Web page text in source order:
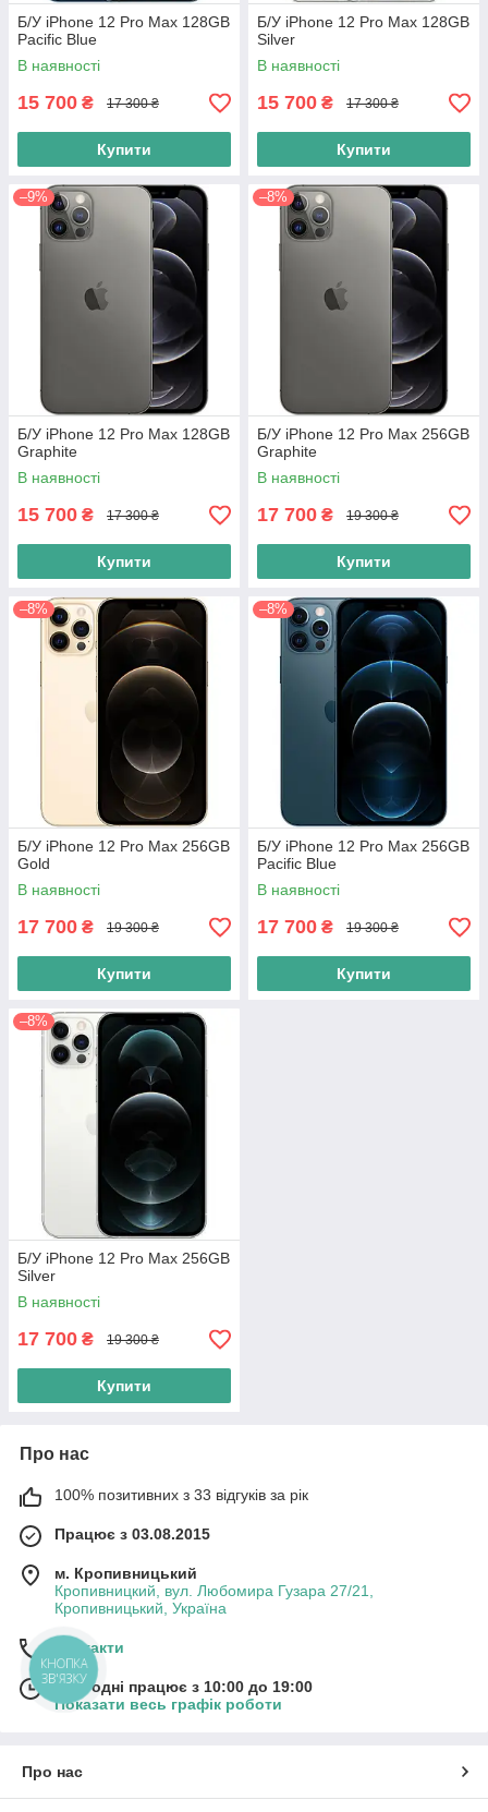
Б/У iPhone 12 Pro Max 128GB
Pacific Blue
В наявності
15 700 ₴ 17 300 ₴
Купити
Б/У iPhone 12 Pro Max 128GB
Silver
В наявності
15 700 ₴ 17 300 ₴
Купити
–9%
Б/У iPhone 12 Pro Max 128GB
Graphite
В наявності
15 700 ₴ 17 300 ₴
Купити
–8%
Б/У iPhone 12 Pro Max 256GB
Graphite
В наявності
17 700 ₴ 19 300 ₴
Купити
–8%
Б/У iPhone 12 Pro Max 256GB
Gold
В наявності
17 700 ₴ 19 300 ₴
Купити
–8%
Б/У iPhone 12 Pro Max 256GB
Pacific Blue
В наявності
17 700 ₴ 19 300 ₴
Купити
–8%
Б/У iPhone 12 Pro Max 256GB
Silver
В наявності
17 700 ₴ 19 300 ₴
Купити
Про нас
100% позитивних з 33 відгуків за рік
Працює з 03.08.2015
м. Кропивницький
Кропивницкий, вул. Любомира Гузара 27/21,
Кропивницький, Україна
Контакти
Сьогодні працює з 10:00 до 19:00
Показати весь графік роботи
Про нас
КНОПКА
ЗВ'ЯЗКУ